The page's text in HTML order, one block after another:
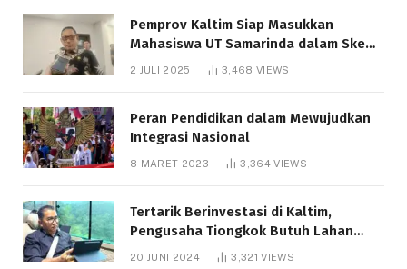
Pemprov Kaltim Siap Masukkan
Mahasiswa UT Samarinda dalam Skema
Bantuan Pendidikan Gratispol
2 JULI 2025 3,468 VIEWS
Peran Pendidikan dalam Mewujudkan
Integrasi Nasional
8 MARET 2023 3,364VIEWS
Tertarik Berinvestasi di Kaltim,
Pengusaha Tiongkok Butuh Lahan
1.000 Hektare
20 JUNI 2024 3,321VIEWS